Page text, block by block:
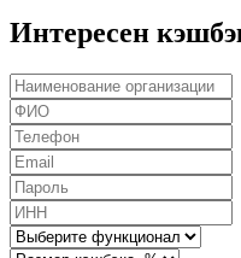
Интересен